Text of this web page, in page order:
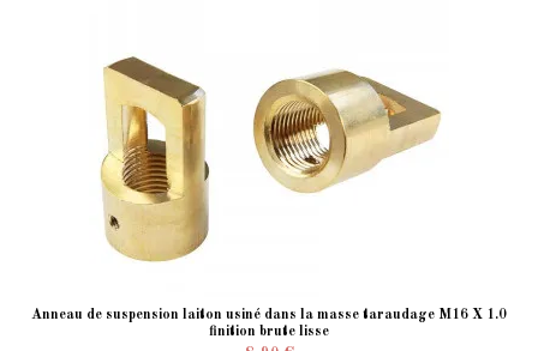
Anneau de suspension laiton usiné dans la masse taraudage M16 X 1.0
finition brute lisse